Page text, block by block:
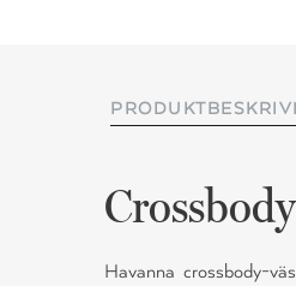
Havanna crossbody-